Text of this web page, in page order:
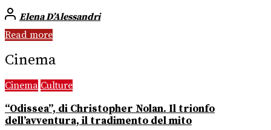
Elena D’Alessandri
Read more
Cinema
Cinema Culture
“Odissea”, di Christopher Nolan. Il trionfo
dell’avventura, il tradimento del mito